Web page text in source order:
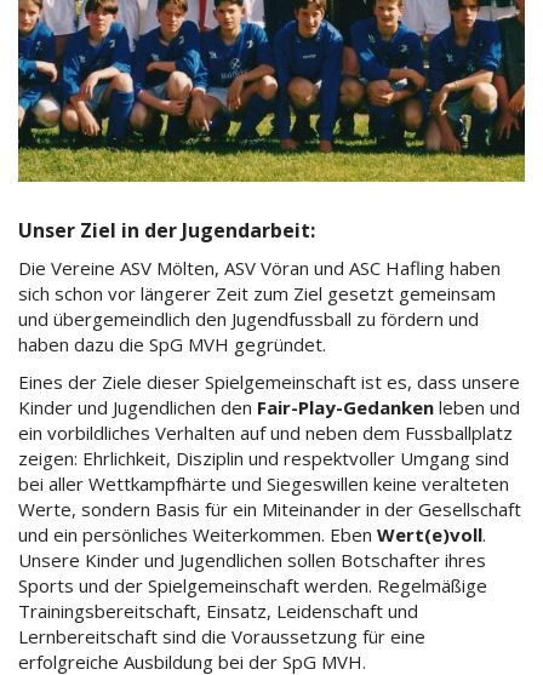
Unser Ziel in der Jugendarbeit:
Die Vereine ASV Mölten, ASV Vöran und ASC Hafling haben
sich schon vor längerer Zeit zum Ziel gesetzt gemeinsam
und übergemeindlich den Jugendfussball zu fördern und
haben dazu die SpG MVH gegründet.
Eines der Ziele dieser Spielgemeinschaft ist es, dass unsere
Kinder und Jugendlichen den Fair-Play-Gedanken leben und
ein vorbildliches Verhalten auf und neben dem Fussballplatz
zeigen: Ehrlichkeit, Disziplin und respektvoller Umgang sind
bei aller Wettkampfhärte und Siegeswillen keine veralteten
Werte, sondern Basis für ein Miteinander in der Gesellschaft
und ein persönliches Weiterkommen. Eben Wert(e)voll.
Unsere Kinder und Jugendlichen sollen Botschafter ihres
Sports und der Spielgemeinschaft werden. Regelmäßige
Trainingsbereitschaft, Einsatz, Leidenschaft und
Lernbereitschaft sind die Voraussetzung für eine
erfolgreiche Ausbildung bei der SpG MVH.